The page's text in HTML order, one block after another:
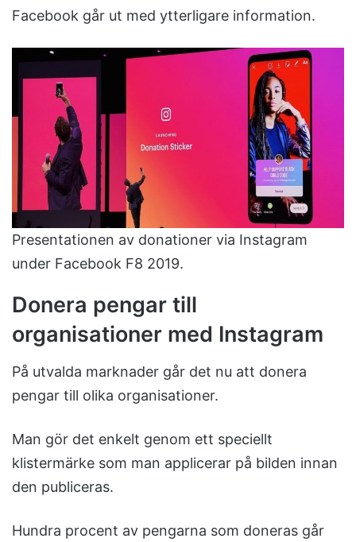
Facebook går ut med ytterligare information.
Presentationen av donationer via Instagram
under Facebook F8 2019.
Donera pengar till
organisationer med Instagram
På utvalda marknader går det nu att donera
pengar till olika organisationer.
Man gör det enkelt genom ett speciellt
klistermärke som man applicerar på bilden innan
den publiceras.
Hundra procent av pengarna som doneras går